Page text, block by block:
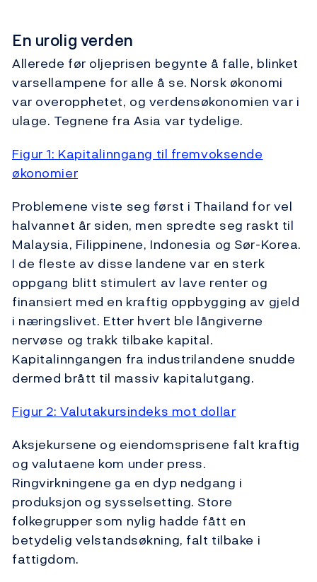
En urolig verden
Allerede før oljeprisen begynte å falle, blinket
varsellampene for alle å se. Norsk økonomi
var overopphetet, og verdensøkonomien var i
ulage. Tegnene fra Asia var tydelige.
Figur 1: Kapitalinngang til fremvoksende
økonomier
Problemene viste seg først i Thailand for vel
halvannet år siden, men spredte seg raskt til
Malaysia, Filippinene, Indonesia og Sør-Korea.
I de fleste av disse landene var en sterk
oppgang blitt stimulert av lave renter og
finansiert med en kraftig oppbygging av gjeld
i næringslivet. Etter hvert ble långiverne
nervøse og trakk tilbake kapital.
Kapitalinngangen fra industrilandene snudde
dermed brått til massiv kapitalutgang.
Figur 2: Valutakursindeks mot dollar
Aksjekursene og eiendomsprisene falt kraftig
og valutaene kom under press.
Ringvirkningene ga en dyp nedgang i
produksjon og sysselsetting. Store
folkegrupper som nylig hadde fått en
betydelig velstandsøkning, falt tilbake i
fattigdom.